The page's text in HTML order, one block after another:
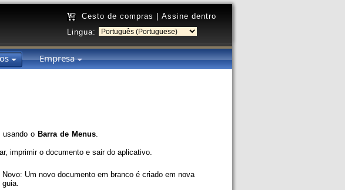
Cesto de compras
Assine dentro
Lingua:
Empresa
usando o Barra de Menus.
imprimir o documento e sair do aplicativo.
Novo: Um novo documento em branco é criado em nova
guia.